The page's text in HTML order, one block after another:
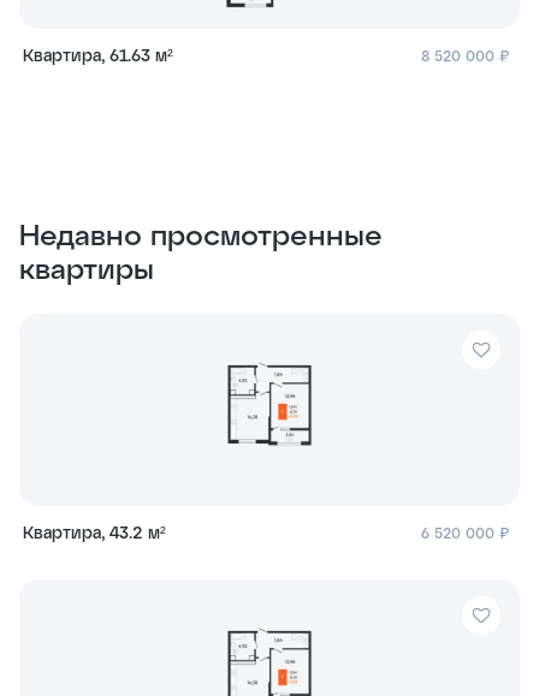
Квартира, 61.63 м² 8 520 000 ₽
Недавно просмотренные
квартиры
Квартира, 43.2 м² 6 520 000 ₽